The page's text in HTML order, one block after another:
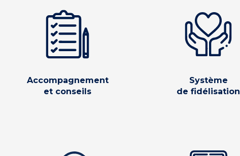
Accompagnement
et conseils
Système
de fidélisation